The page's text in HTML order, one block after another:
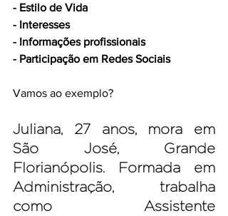
- Estilo de Vida
- Interesses
- Informações profissionais
- Participação em Redes Sociais
Vamos ao exemplo?
Juliana, 27 anos, mora em
São José, Grande
Florianópolis. Formada em
Administração, trabalha
como Assistente